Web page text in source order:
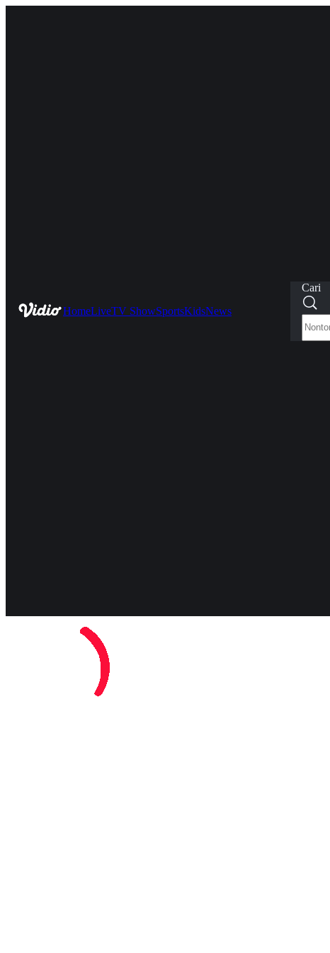
HomeLiveTV ShowSportsKidsNews
Cari